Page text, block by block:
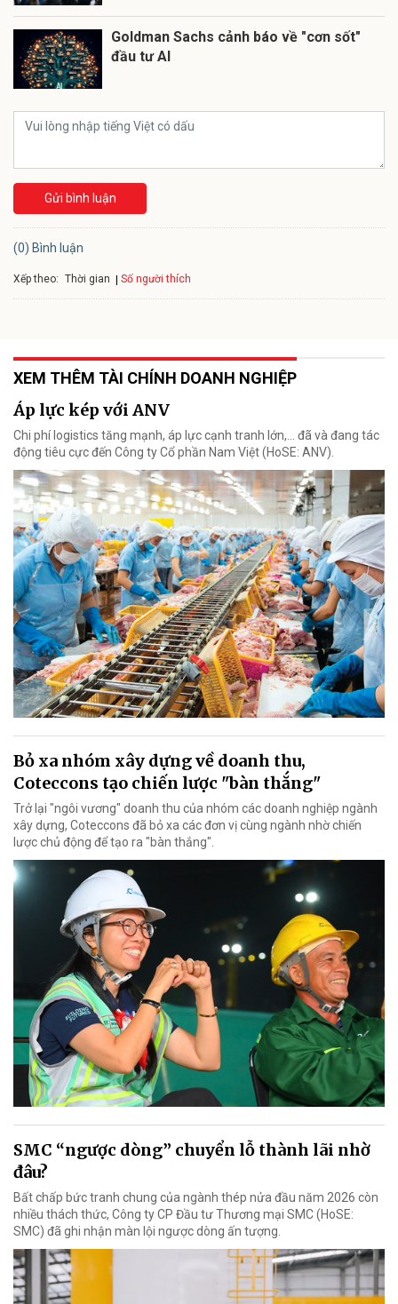
Goldman Sachs cảnh báo về "cơn sốt"
đầu tư AI
Gửi bình luận
(0) Bình luận
Xếp theo: Thời gian Số người thích
XEM THÊM TÀI CHÍNH DOANH NGHIỆP
Áp lực kép với ANV
Chi phí logistics tăng mạnh, áp lực cạnh tranh lớn,... đã và đang tác
động tiêu cực đến Công ty Cổ phần Nam Việt (HoSE: ANV).
Bỏ xa nhóm xây dựng về doanh thu,
Coteccons tạo chiến lược "bàn thắng"
Trở lại "ngôi vương" doanh thu của nhóm các doanh nghiệp ngành
xây dựng, Coteccons đã bỏ xa các đơn vị cùng ngành nhờ chiến
lược chủ động để tạo ra "bàn thắng".
SMC “ngược dòng” chuyển lỗ thành lãi nhờ
đâu?
Bất chấp bức tranh chung của ngành thép nửa đầu năm 2026 còn
nhiều thách thức, Công ty CP Đầu tư Thương mại SMC (HoSE:
SMC) đã ghi nhận màn lội ngược dòng ấn tượng.